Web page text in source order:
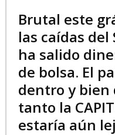
Brutal este
las caídas del
ha salido
de bolsa. El
dentro y bien
tanto la
estaría aún